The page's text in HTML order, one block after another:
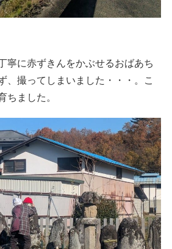
寧に赤ずきんをかぶせるおばあち
、撮ってしまいました・・・。こ
ちました。